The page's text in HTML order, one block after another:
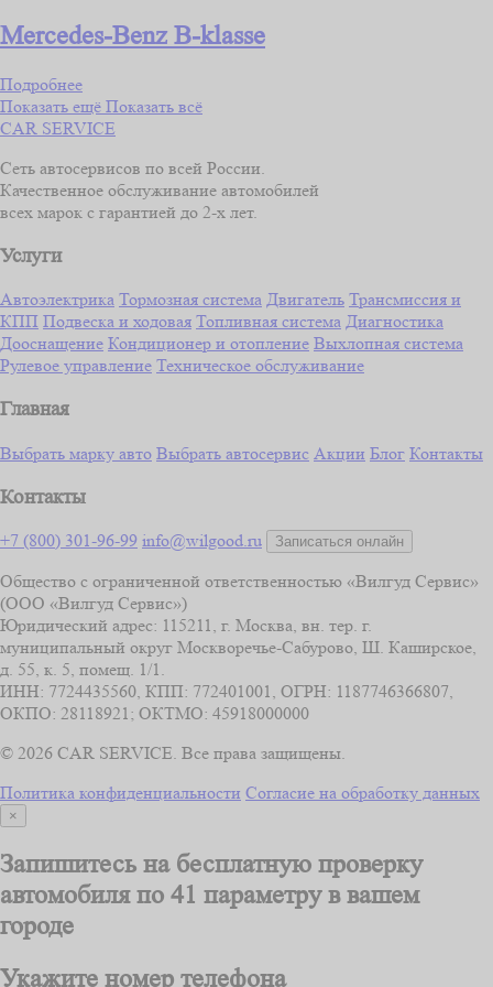
Mercedes-Benz B-klasse
Подробнее
Показать ещё Показать всё
CAR SERVICE
Сеть автосервисов по всей России.
Качественное обслуживание автомобилей
всех марок с гарантией до 2-х лет.
Услуги
Автоэлектрика Тормозная система Двигатель Трансмиссия и
КПП Подвеска и ходовая Топливная система Диагностика
Дооснащение Кондиционер и отопление Выхлопная система
Рулевое управление Техническое обслуживание
Главная
Выбрать марку авто Выбрать автосервис Акции Блог Контакты
Контакты
+7 (800) 301-96-99 info@wilgood.ru Записаться онлайн
Общество с ограниченной ответственностью «Вилгуд Сервис»
(ООО «Вилгуд Сервис»)
Юридический адрес: 115211, г. Москва, вн. тер. г.
муниципальный округ Москворечье-Сабурово, Ш. Каширское,
д. 55, к. 5, помещ. 1/1.
ИНН: 7724435560, КПП: 772401001, ОГРН: 1187746366807,
ОКПО: 28118921; ОКТМО: 45918000000
© 2026 CAR SERVICE. Все права защищены.
Политика конфиденциальности Согласие на обработку данных
×
Запишитесь на бесплатную проверку
автомобиляпо 41 параметрув вашем
городе
Укажите номер телефона